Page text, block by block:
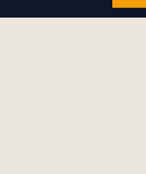
Согласие на рассылку